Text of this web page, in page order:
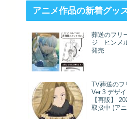
アニメ作品の新着グッ
葬送のフリ
ジ ヒンメ
発売
TV葬送のフ
Ver.3 デザ
【再販】
取扱中 (ア